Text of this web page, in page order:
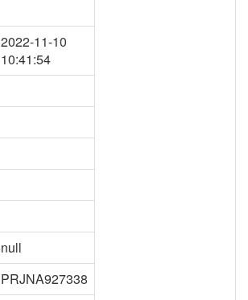
2022-11-10
10:41:54
null
PRJNA927338